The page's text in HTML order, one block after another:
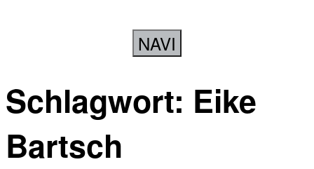
NAVI
Schlagwort: Eike
Bartsch